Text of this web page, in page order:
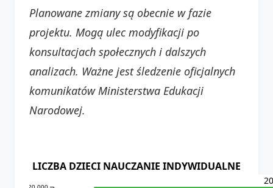
Planowane zmiany są obecnie w fazie
projektu. Mogą ulec modyfikacji po
konsultacjach społecznych i dalszych
analizach. Ważne jest śledzenie oficjalnych
komunikatów Ministerstwa Edukacji
Narodowej.
LICZBA DZIECI NAUCZANIE INDYWIDUALNE
20,000